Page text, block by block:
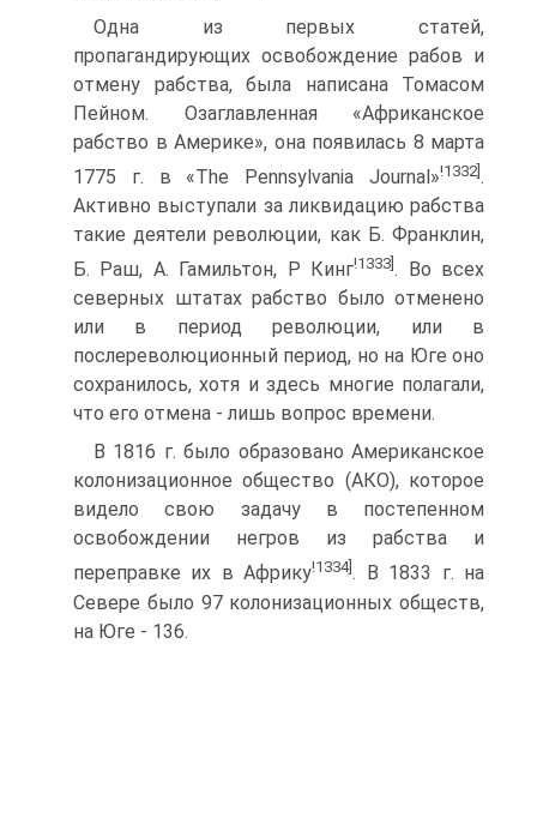
Одна из первых статей,
пропагандирующих освобождение рабов и
отмену рабства, была написана Томасом
Пейном. Озаглавленная «Африканское
рабство в Америке», она появилась 8 марта
1775 г. в «The Pennsylvania Journal»!1332].
Активно выступали за ликвидацию рабства
такие деятели революции, как Б. Франклин,
Б. Раш, А. Гамильтон, Р Кинг!1333] . Во всех
северных штатах рабство было отменено
или в период революции, или в
послереволюционный период, но на Юге оно
сохранилось, хотя и здесь многие полагали,
что его отмена - лишь вопрос времени.
В 1816 г. было образовано Американское
колонизационное общество (АКО), которое
видело свою задачу в постепенном
освобождении негров из рабства и
переправке их в Африку!1334]. В 1833 г. на
Севере было 97 колонизационных обществ,
на Юге - 136.